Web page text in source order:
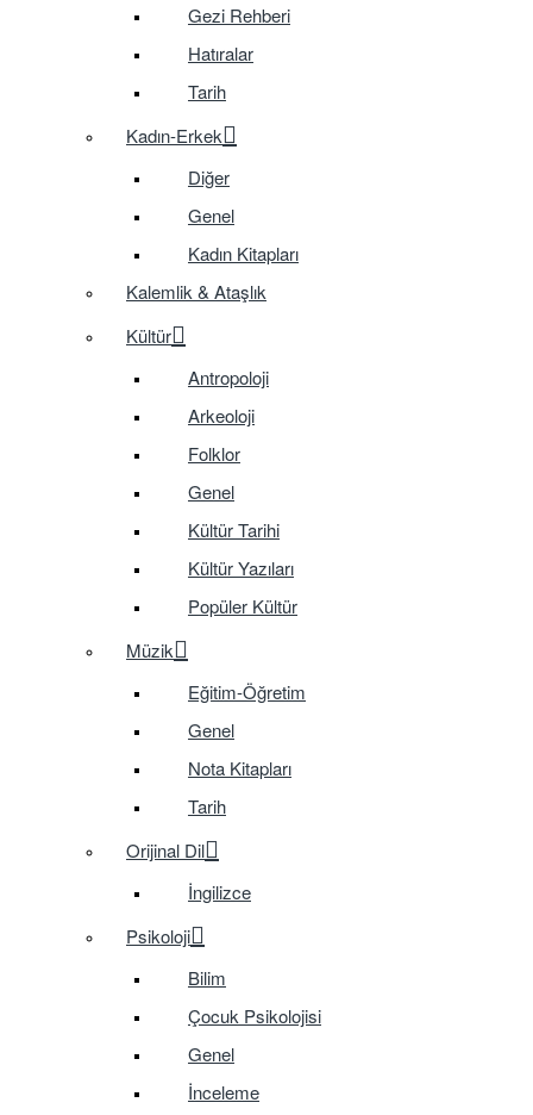
Gezi Rehberi
Hatıralar
Tarih
Kadın-Erkek
Diğer
Genel
Kadın Kitapları
Kalemlik & Ataşlık
Kültür
Antropoloji
Arkeoloji
Folklor
Genel
Kültür Tarihi
Kültür Yazıları
Popüler Kültür
Müzik
Eğitim-Öğretim
Genel
Nota Kitapları
Tarih
Orijinal Dil
İngilizce
Psikoloji
Bilim
Çocuk Psikolojisi
Genel
İnceleme